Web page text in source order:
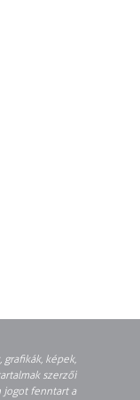
képek,
szerzői
jogot fenntart a